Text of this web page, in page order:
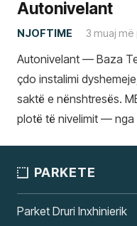
Autonivelant
NJOFTIME 3 muaj më
Autonivelant — Baza
çdo instalimi
saktë e nënshtresës.
plotë të nivelimit — nga
PARKETE
Parket Druri Inxhinierik